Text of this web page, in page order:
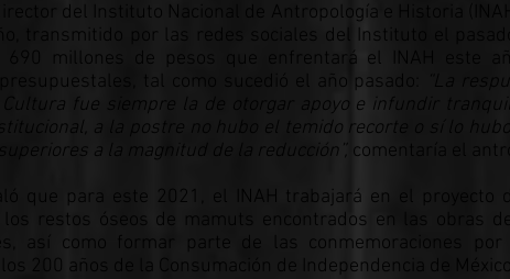
del Instituto Nacional de Antropología e Historia
transmitido por las redes sociales del Instituto el
690 millones de pesos que enfrentará el INAH este
presupuestales, tal como sucedió el año pasado:
“La
Cultura fue siempre la de otorgar apoyo e infundir
a la postre no hubo el temido recorte o sí lo
a la magnitud de la reducción”, comentaría el
que para este 2021, el INAH trabajará en el proyecto
los restos óseos de mamuts encontrados en las obras
así como formar parte de las conmemoraciones
los 200 años de la Consumación de Independencia de México.